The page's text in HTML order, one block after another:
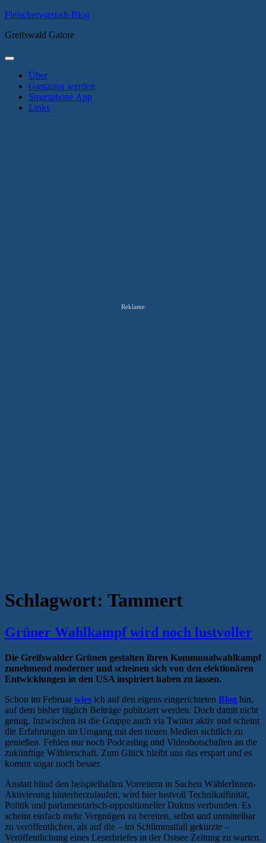
Zum
springen
Fleischervorstadt-Blog
Greifswald Galore
Primäres
Über
Gastautor werden
Smartphone App
Links
Reklame
Schlagwort: Tammert
Grüner Wahlkampf wird noch lustvoller
Die Greifswalder Grünen gestalten ihren Kommunalwahlkampf
zunehmend moderner und scheinen sich von den elektionären
Entwicklungen in den USA inspiriert haben zu lassen.
Schon im Februar wies ich auf den eigens eingerichteten Blog hin,
auf dem bisher täglich Beiträge publiziert werden. Doch damit nicht
genug. Inzwischen ist die Gruppe auch via Twitter aktiv und scheint
die Erfahrungen im Umgang mit den neuen Medien sichtlich zu
genießen. Fehlen nur noch Podcasting und Videobotschaften an die
zukünftige Wählerschaft. Zum Glück bleibt uns das erspart und es
kommt sogar noch besser.
Anstatt blind den beispielhaften Vorreitern in Sachen WählerInnen-
Aktivierung hinterherzulaufen, wird hier lustvoll Technikaffinität,
Politik und parlamentarisch-oppositioneller Duktus verbunden. Es
scheint einfach mehr Vergnügen zu bereiten, selbst und unmittelbar
zu veröffentlichen, als auf die – im Schlimmstfall gekürzte –
Veröffentlichung eines Leserbriefes in der Ostsee Zeitung zu warten.